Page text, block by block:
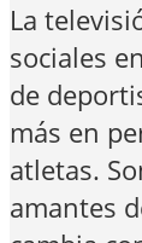
La
sociales
de
más en
atletas.
amantes